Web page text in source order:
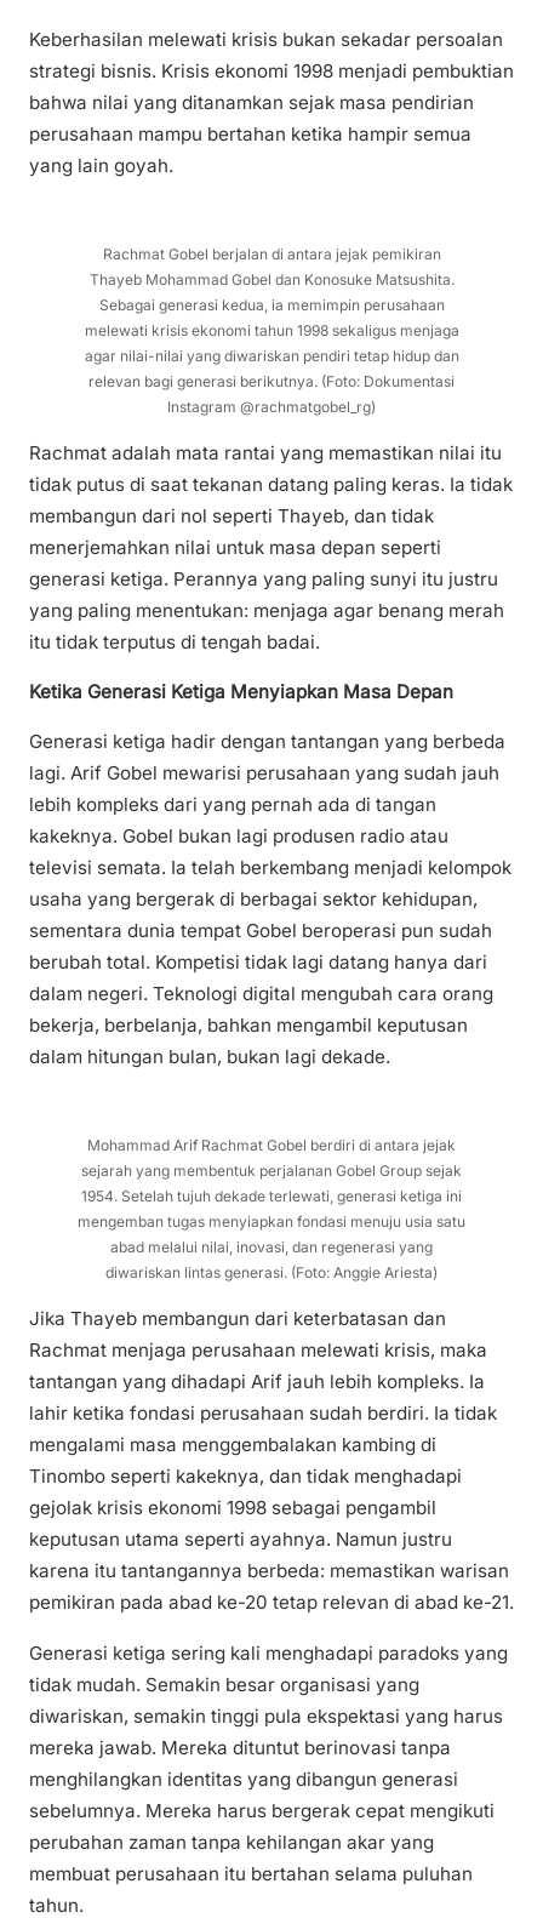
Keberhasilan melewati krisis bukan sekadar persoalan
strategi bisnis. Krisis ekonomi 1998 menjadi pembuktian
bahwa nilai yang ditanamkan sejak masa pendirian
perusahaan mampu bertahan ketika hampir semua
yang lain goyah.
Rachmat Gobel berjalan di antara jejak pemikiran
Thayeb Mohammad Gobel dan Konosuke Matsushita.
Sebagai generasi kedua, ia memimpin perusahaan
melewati krisis ekonomi tahun 1998 sekaligus menjaga
agar nilai-nilai yang diwariskan pendiri tetap hidup dan
relevan bagi generasi berikutnya. (Foto: Dokumentasi
Instagram @rachmatgobel_rg)
Rachmat adalah mata rantai yang memastikan nilai itu
tidak putus di saat tekanan datang paling keras. Ia tidak
membangun dari nol seperti Thayeb, dan tidak
menerjemahkan nilai untuk masa depan seperti
generasi ketiga. Perannya yang paling sunyi itu justru
yang paling menentukan: menjaga agar benang merah
itu tidak terputus di tengah badai.
Ketika Generasi Ketiga Menyiapkan Masa Depan
Generasi ketiga hadir dengan tantangan yang berbeda
lagi. Arif Gobel mewarisi perusahaan yang sudah jauh
lebih kompleks dari yang pernah ada di tangan
kakeknya. Gobel bukan lagi produsen radio atau
televisi semata. Ia telah berkembang menjadi kelompok
usaha yang bergerak di berbagai sektor kehidupan,
sementara dunia tempat Gobel beroperasi pun sudah
berubah total. Kompetisi tidak lagi datang hanya dari
dalam negeri. Teknologi digital mengubah cara orang
bekerja, berbelanja, bahkan mengambil keputusan
dalam hitungan bulan, bukan lagi dekade.
Mohammad Arif Rachmat Gobel berdiri di antara jejak
sejarah yang membentuk perjalanan Gobel Group sejak
1954. Setelah tujuh dekade terlewati, generasi ketiga ini
mengemban tugas menyiapkan fondasi menuju usia satu
abad melalui nilai, inovasi, dan regenerasi yang
diwariskan lintas generasi. (Foto: Anggie Ariesta)
Jika Thayeb membangun dari keterbatasan dan
Rachmat menjaga perusahaan melewati krisis, maka
tantangan yang dihadapi Arif jauh lebih kompleks. Ia
lahir ketika fondasi perusahaan sudah berdiri. Ia tidak
mengalami masa menggembalakan kambing di
Tinombo seperti kakeknya, dan tidak menghadapi
gejolak krisis ekonomi 1998 sebagai pengambil
keputusan utama seperti ayahnya. Namun justru
karena itu tantangannya berbeda: memastikan warisan
pemikiran pada abad ke-20 tetap relevan di abad ke-21.
Generasi ketiga sering kali menghadapi paradoks yang
tidak mudah. Semakin besar organisasi yang
diwariskan, semakin tinggi pula ekspektasi yang harus
mereka jawab. Mereka dituntut berinovasi tanpa
menghilangkan identitas yang dibangun generasi
sebelumnya. Mereka harus bergerak cepat mengikuti
perubahan zaman tanpa kehilangan akar yang
membuat perusahaan itu bertahan selama puluhan
tahun.